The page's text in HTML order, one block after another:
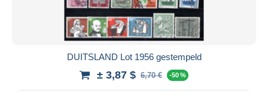
DUITSLAND Lot 1956 gestempeld
± 3,87 $ 6,70 € -50 %